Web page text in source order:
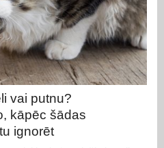
vai putnu?
kāpēc šādas
ignorēt